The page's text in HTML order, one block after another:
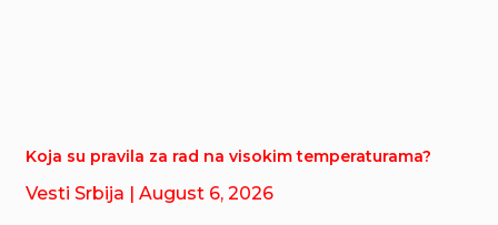
Koja su pravila za rad na visokim temperaturama?
Vesti Srbija | August 6, 2026